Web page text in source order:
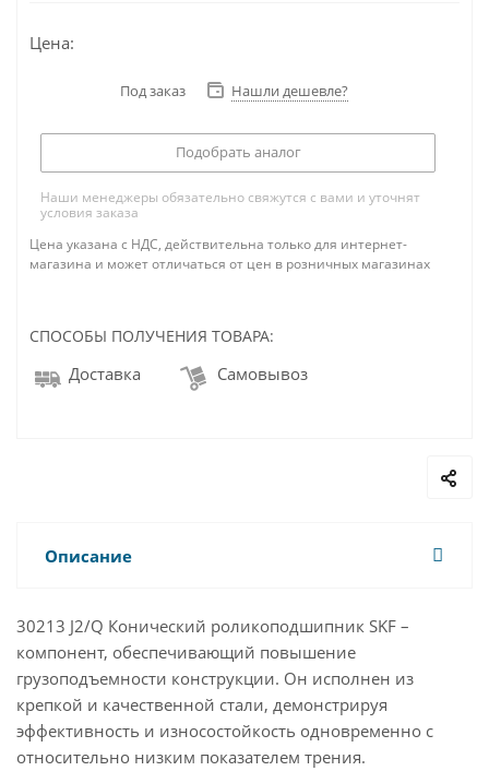
Цена:
Под заказ Нашли дешевле?
Подобрать аналог
Наши менеджеры обязательно свяжутся с вами и уточнят
условия заказа
Цена указана с НДС, действительна только для интернет-
магазина и может отличаться от цен в розничных магазинах
СПОСОБЫ ПОЛУЧЕНИЯ ТОВАРА:
Доставка Самовывоз
Описание
30213 J2/Q Конический роликоподшипник SKF –
компонент, обеспечивающий повышение
грузоподъемности конструкции. Он исполнен из
крепкой и качественной стали, демонстрируя
эффективность и износостойкость одновременно с
относительно низким показателем трения.